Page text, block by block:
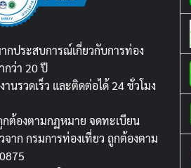
กประสบการณ์เกี่ยวกับการท่อง
กว่า 20 ปี
นรวดเร็ว และติดต่อได้ 24 ชั่วโมง
ต้องตามกฏหมาย จดทะเบียน
าก กรมการท่องเที่ยว ถูกต้องตาม